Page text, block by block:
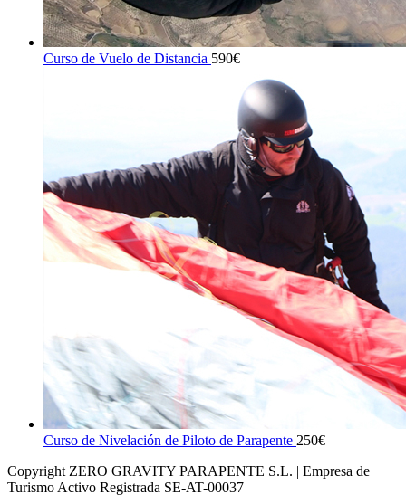
Curso de Vuelo de Distancia 590€
Curso de Nivelación de Piloto de Parapente 250€
Copyright ZERO GRAVITY PARAPENTE S.L. | Empresa de
Turismo Activo Registrada SE-AT-00037